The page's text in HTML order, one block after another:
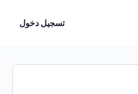
تسجيل دخول